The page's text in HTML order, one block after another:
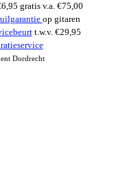
gratis v.a. €75,00
op gitaren
t.w.v. €29,95
Dordrecht